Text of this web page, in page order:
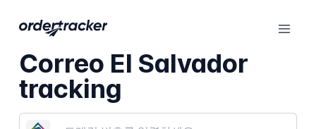
Correo El Salvador
tracking